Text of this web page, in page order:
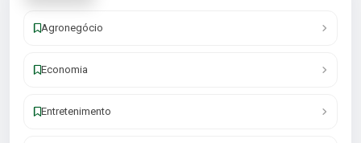
Agronegócio
Economia
Entretenimento